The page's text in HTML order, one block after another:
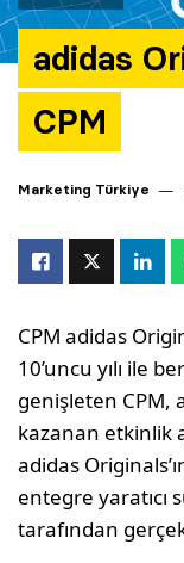
adidas
CPM
Marketing Türkiye
CPM adidas
10’uncu yılı ile
genişleten CPM,
kazanan etkinlik
adidas
entegre yaratıcı
tarafından